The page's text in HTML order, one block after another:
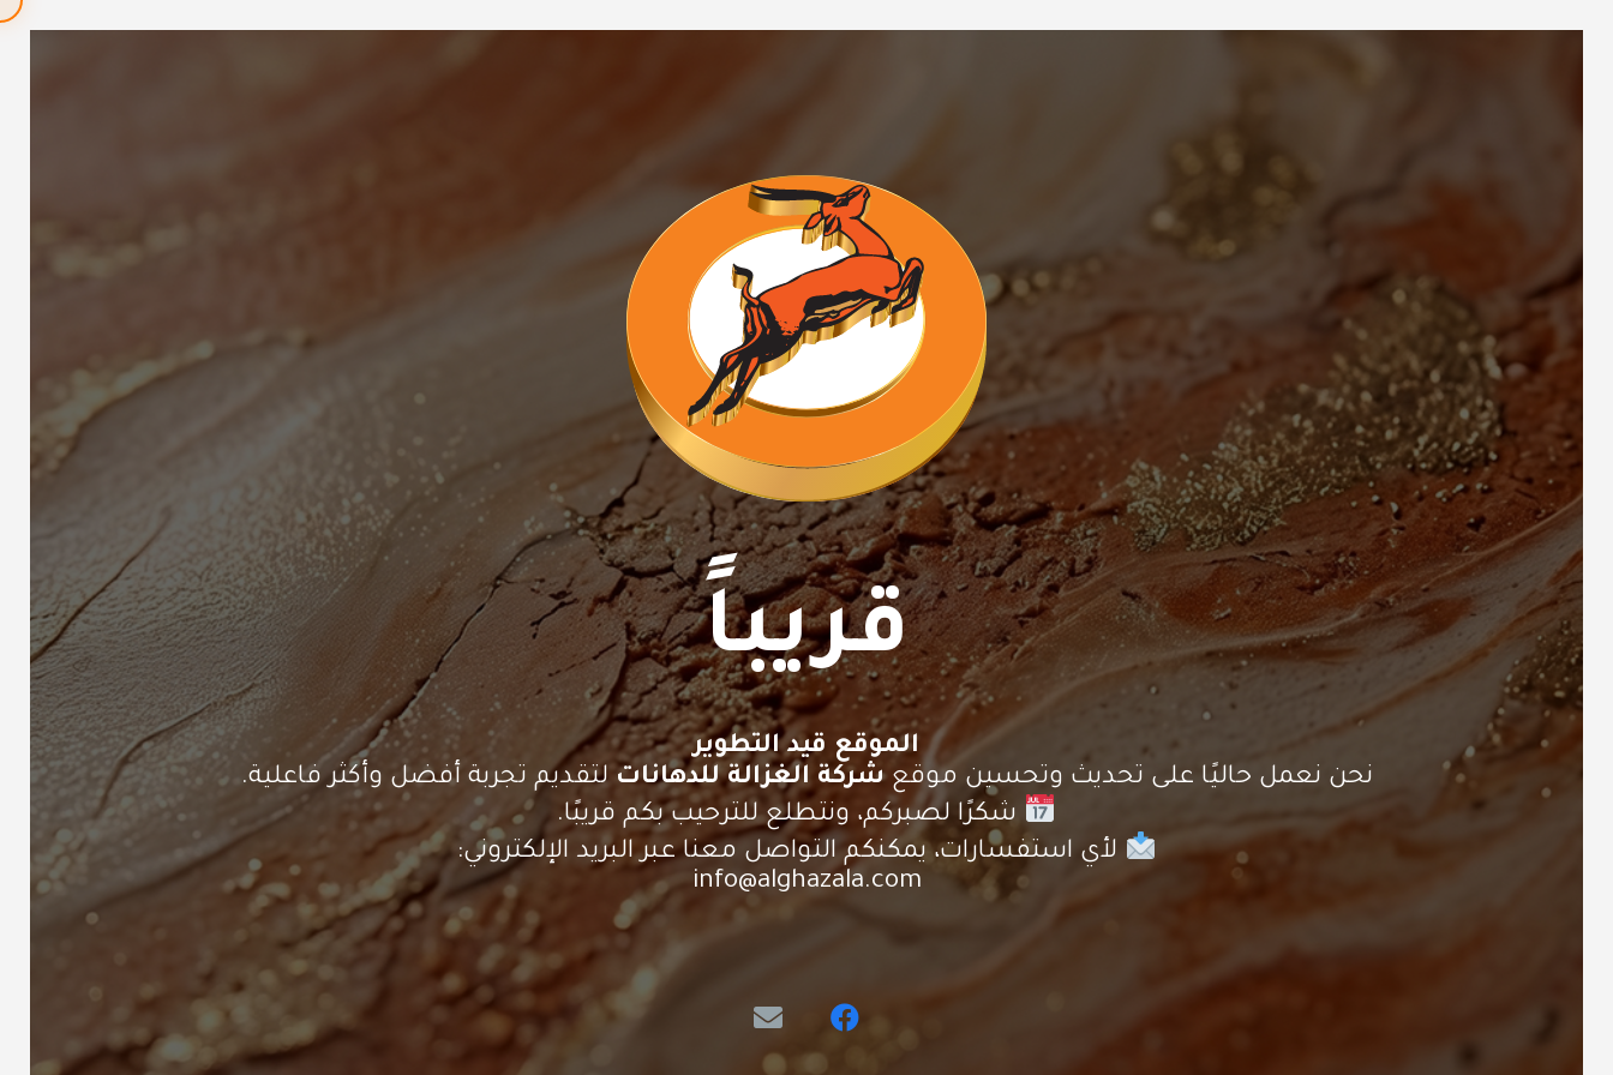
قريباً
الموقع قيد التطوير
نحن نعمل حاليًا على تحديث وتحسين موقعشركة الغزالة للدهانات لتقديم تجربة أفضل وأكثر فاعلية.
شكرًا لصبركم، ونتطلع للترحيب بكم قريبًا.
لأي استفسارات، يمكنكم التواصل معنا عبر البريد الإلكتروني:
info@alghazala.com